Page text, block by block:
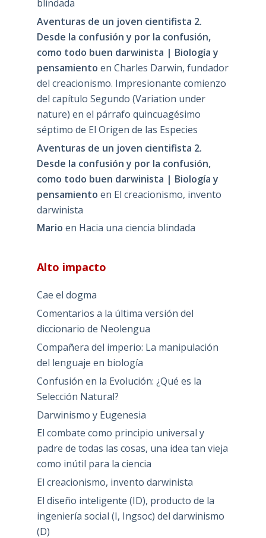
El naufragio del Duchess of Albany
Comentario del libro Papeles de
Karuninka, de Domingo Lloris Samo |
Biología y pensamientoenPoniendo
nombre a los peces del mar. Comentario
del libro Anecdotario y vivencias de un
Ictiólogo (Anacefaleosis 1971 – 2018), de
Domingo Lloris Samo.
Emilio Cervantesen Hacia una ciencia
blindada
Aventuras de un joven cientifista 2.
Desde la confusión y por la confusión,
como todo buen darwinista | Biología y
pensamiento
del creacionismo. Impresionante comienzo
nature) en el párrafo quincuagésimo
Aventuras de un joven cientifista 2.
Desde la confusión y por la confusión,
como todo buen darwinista | Biología y
pensamientoenEl creacionismo, invento
darwinista
MarioenHacia una ciencia blindada
Alto impacto
Cae el dogma
Comentarios a la última versión del
diccionario de Neolengua
Compañera del imperio: La manipulación
del lenguaje en biología
Confusión en la Evolución: ¿Qué es la